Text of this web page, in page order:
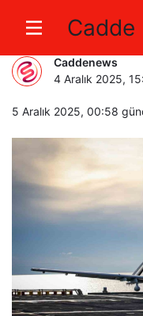
Cadde
Mavi
Caddenews
4 Aralık 2025,
5 Aralık 2025, 00:58